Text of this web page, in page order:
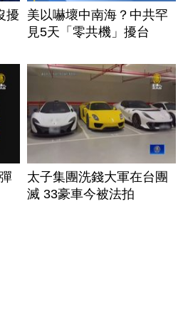
擾
美以嚇壞中南海？中共罕
見5天「零共機」擾台
太子集團洗錢大軍在台團
滅 33豪車今被法拍